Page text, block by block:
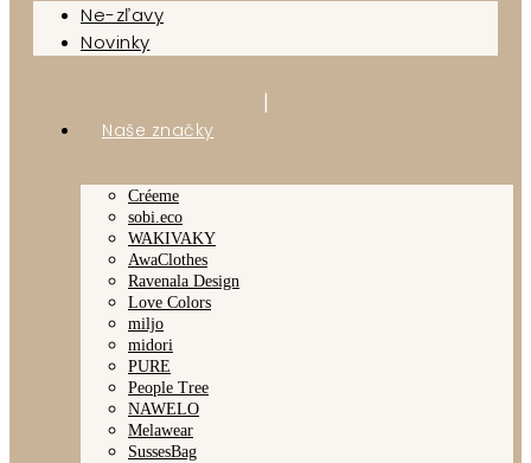
Ne-zľavy
Novinky
Naše značky
Créeme
sobi.eco
WAKIVAKY
AwaClothes
Ravenala Design
Love Colors
miljo
midori
PURE
People Tree
NAWELO
Melawear
SussesBag